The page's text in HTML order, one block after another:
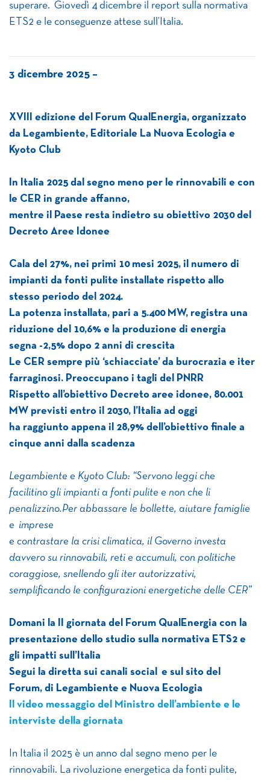
superare. Giovedì 4 dicembre il report sulla normativa
ETS2 e le conseguenze attese sull’Italia.
3 dicembre 2025 –
XVIII edizione del Forum QualEnergia, organizzato
da Legambiente, Editoriale La Nuova Ecologia e
Kyoto Club
In Italia 2025 dal segno meno per le rinnovabili e con
le CER in grande affanno,
mentre il Paese resta indietro su obiettivo 2030 del
Decreto Aree Idonee
Cala del 27%, nei primi 10 mesi 2025, il numero di
impianti da fonti pulite installate rispetto allo
stesso periodo del 2024.
La potenza installata, pari a 5.400 MW, registra una
riduzione del 10,6% e la produzione di energia
segna -2,5% dopo 2 anni di crescita
Le CER sempre più ‘schiacciate’ da burocrazia e iter
farraginosi. Preoccupano i tagli del PNRR
Rispetto all’obiettivo Decreto aree idonee, 80.001
MW previsti entro il 2030, l’Italia ad oggi
ha raggiunto appena il 28,9% dell’obiettivo finale a
cinque anni dalla scadenza
Legambiente e Kyoto Club: “Servono leggi che
facilitino gli impianti a fonti pulite e non che li
penalizzino.Per abbassare le bollette, aiutare famiglie
e imprese
e contrastare la crisi climatica, il Governo investa
davvero su rinnovabili, reti e accumuli, con politiche
coraggiose, snellendo gli iter autorizzativi,
semplificando le configurazioni energetiche delle CER”
Domani la II giornata del Forum QualEnergia con la
presentazione dello studio sulla normativa ETS2 e
gli impatti sull’Italia
Segui la diretta sui canali social e sul sito del
Forum, di Legambiente e Nuova Ecologia
Il video messaggio del Ministro dell’ambiente e le
interviste della giornata
In Italia il 2025 è un anno dal segno meno per le
rinnovabili. La rivoluzione energetica da fonti pulite,